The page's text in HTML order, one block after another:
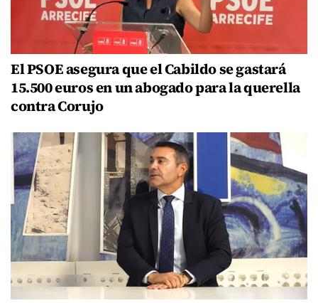
El PSOE asegura que el Cabildo se gastará
15.500 euros en un abogado para la querella
contra Corujo